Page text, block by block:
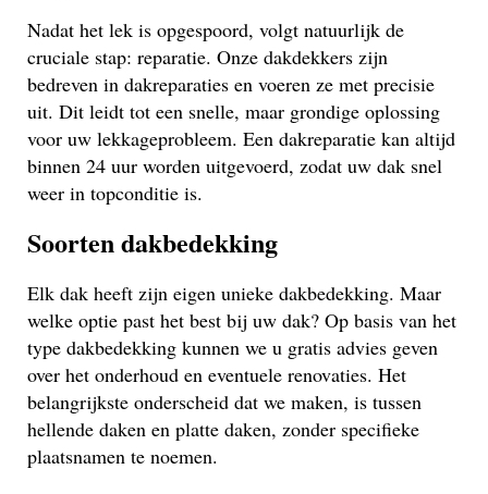
Nadat het lek is opgespoord, volgt natuurlijk de
cruciale stap: reparatie. Onze dakdekkers zijn
bedreven in dakreparaties en voeren ze met precisie
uit. Dit leidt tot een snelle, maar grondige oplossing
voor uw lekkageprobleem. Een dakreparatie kan altijd
binnen 24 uur worden uitgevoerd, zodat uw dak snel
weer in topconditie is.
Soorten dakbedekking
Elk dak heeft zijn eigen unieke dakbedekking. Maar
welke optie past het best bij uw dak? Op basis van het
type dakbedekking kunnen we u gratis advies geven
over het onderhoud en eventuele renovaties. Het
belangrijkste onderscheid dat we maken, is tussen
hellende daken en platte daken, zonder specifieke
plaatsnamen te noemen.